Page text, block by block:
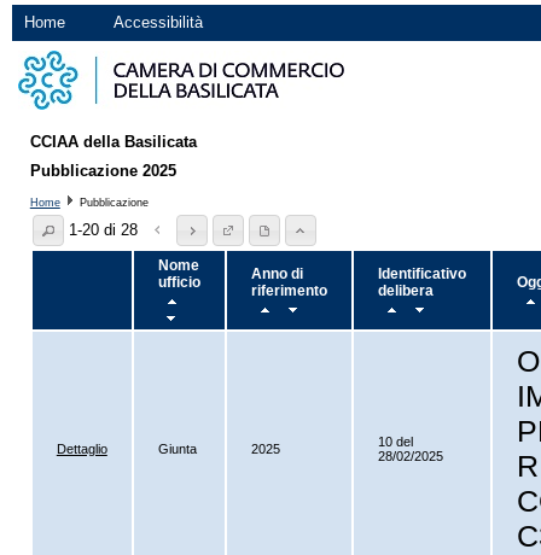
Home Accessibilità
CCIAA della Basilicata
Pubblicazione 2025
Home Pubblicazione
1-20 di 28
Nome
ufficio
Anno di
riferimento
Identificativo
delibera
Dettaglio Giunta 2025
10 del
28/02/2025